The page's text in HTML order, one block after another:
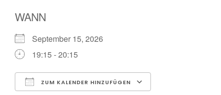
WANN
September 15, 2026
19:15 - 20:15
ZUM KALENDER HINZUFÜGEN